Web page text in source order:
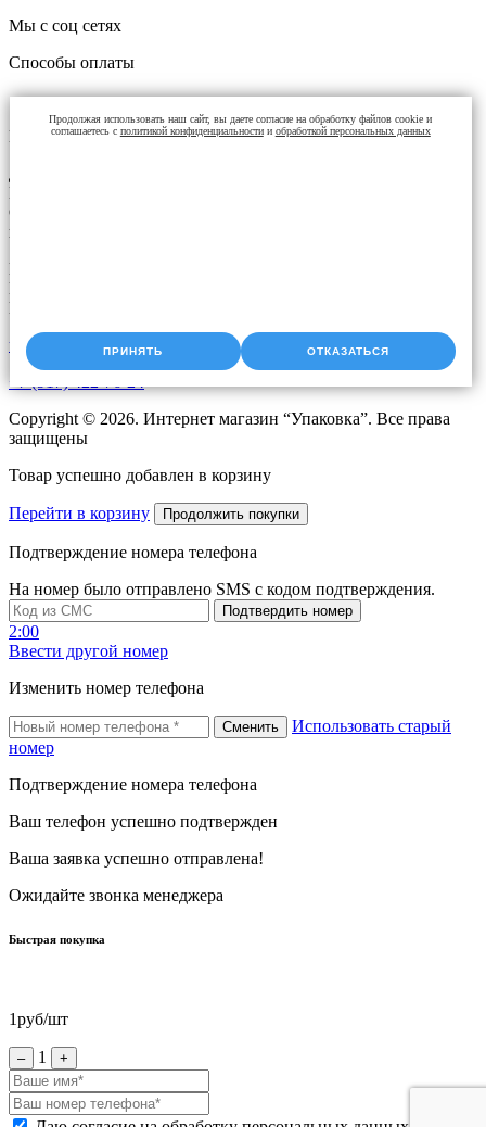
Мы с соц сетях
Способы оплаты
Контакты
Доставка упаковки: Уфа, Казань, Набережные Челны,
Екатеринбург, Челябинск, Оренбург, Самара, Пермь, Курган.
Оперативная доставка до адреса. Скидки постоянным
клиентам. Звоните!
Время работы:
Пн-Чт с 9:00 до 18:00
Пт с 9.00 до 17.00
upak2008@bk.ru
+7 (917) 422-76-24
Copyright © 2026. Интернет магазин “Упаковка”. Все права
защищены
Товар успешно добавлен в корзину
Перейти в корзину Продолжить покупки
Подтверждение номера телефона
На номер было отправлено SMS с кодом подтверждения.
Подтвердить номер
2:00
Ввести другой номер
Изменить номер телефона
Сменить
Использовать старый
номер
Подтверждение номера телефона
Ваш телефон успешно подтвержден
Ваша заявка успешно отправлена!
Ожидайте звонка менеджера
Быстрая покупка
1руб/шт
– 1 +
Продолжая использовать наш сайт, вы даете согласие на обработку файлов cookie и
соглашаетесь с политикой конфиденциальностии обработкой персональных данных
ПРИНЯТЬ ОТКАЗАТЬСЯ